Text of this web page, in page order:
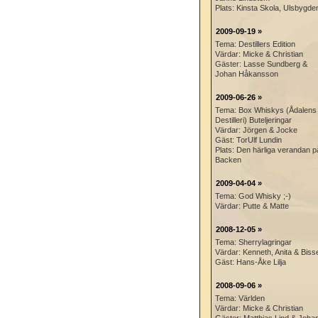
Plats: Kinsta Skola,
2009-09-19 »
Tema: Destillers Edition
Värdar: Micke & Christian
Gäster: Lasse Sundberg &
Johan Håkansson
2009-06-26 »
Tema: Box Whiskys (Ådalens
Destilleri) Buteljeringar
Värdar: Jörgen & Jocke
Gäst: TorUlf Lundin
Plats: Den härliga verandan
Backen
2009-04-04 »
Tema: God Whisky ;-)
Värdar: Putte & Matte
2008-12-05 »
Tema: Sherrylagringar
Värdar: Kenneth, Anita &
Gäst: Hans-Åke Lilja
2008-09-06 »
Tema: Världen
Värdar: Micke & Christian